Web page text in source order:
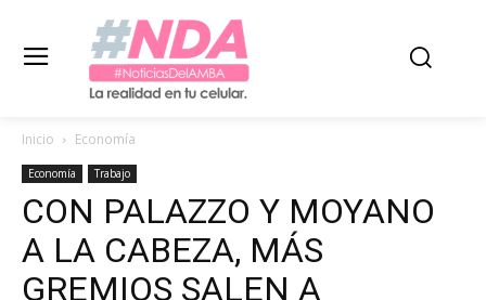
Inicio Economía
Economía Trabajo
CON PALAZZO Y MOYANO
A LA CABEZA, MÁS
GREMIOS SALEN A